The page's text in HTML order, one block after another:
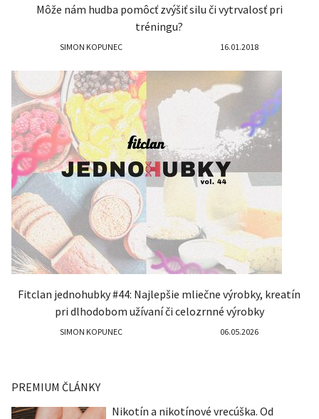
Môže nám hudba pomôcť zvýšiť silu či vytrvalosť pri
tréningu?
SIMON KOPUNEC 16.01.2018
Fitclan jednohubky #44: Najlepšie mliečne výrobky, kreatín
pri dlhodobom užívaní či celozrnné výrobky
SIMON KOPUNEC 06.05.2026
PREMIUM ČLÁNKY
Nikotín a nikotínové vrecúška. Od